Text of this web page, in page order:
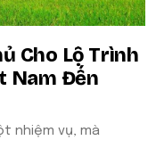
Cho Lộ Trình
Nam Đến
nhiệm vụ, mà